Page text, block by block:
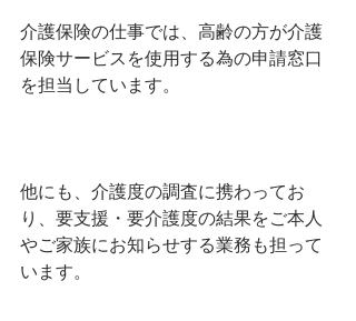
介護保険の仕事では、高齢の方が介護
保険サービスを使用する為の申請窓口
を担当しています。
他にも、介護度の調査に携わってお
り、要支援・要介護度の結果をご本人
やご家族にお知らせする業務も担って
います。